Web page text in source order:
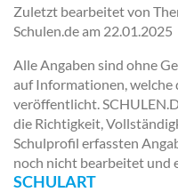
Zuletzt bearbeitet von
Schulen.de am 22.01.2025
Alle Angaben sind ohne
auf Informationen, welche
veröffentlicht.
die Richtigkeit,
Schulprofil erfassten
noch nicht bearbeitet und
SCHULART